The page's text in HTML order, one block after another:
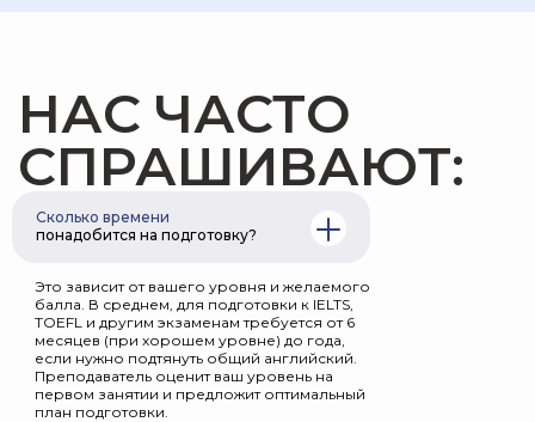
Сколько времени
понадобится на подготовку?
Это зависит от вашего уровня и желаемого
балла. В среднем, для подготовки к IELTS,
TOEFL и другим экзаменам требуется от 6
месяцев (при хорошем уровне) до года,
если нужно подтянуть общий английский.
Преподаватель оценит ваш уровень на
первом занятии и предложит оптимальный
план подготовки.